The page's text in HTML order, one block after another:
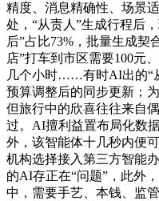
精度、消息精确性、场景
处，“从责人”生成行程后
后”占比73%，批量生成契
店”打车到市区需要100元
几个小时……有时AI出的“
预算调整后的同步更新；
但旅行中的欣喜往往来自
过。AI擅利益置布局化数
外，该智能体十几秒内便
机构选择接入第三方智能
的AI存正在“问题”，此外
中，需要手艺、本钱、监